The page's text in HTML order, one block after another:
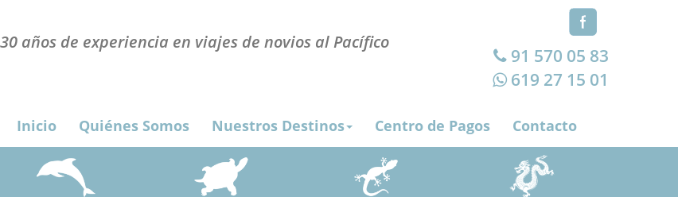
30 años de experiencia en viajes de novios al Pacífico
91 570 05 83
619 27 15 01
Inicio Quiénes Somos Nuestros Destinos Centro de Pagos Contacto